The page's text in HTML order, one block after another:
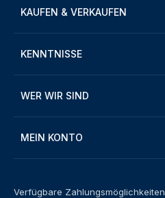
KAUFEN & VERKAUFEN
KENNTNISSE
WER WIR SIND
MEIN KONTO
Verfügbare Zahlungsmöglichkeiten